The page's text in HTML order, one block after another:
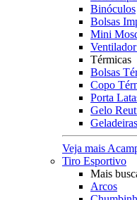
Binóculos
Bolsas
Mini
Térmicas
Bolsas
Copo
Porta
Gelo
Veja mais
Tiro Esportivo
Mais
Arcos